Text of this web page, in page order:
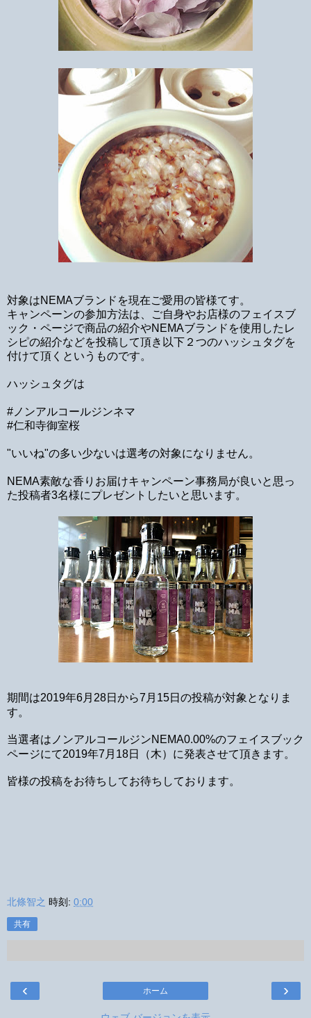
対象はNEMAブランドを現在ご愛用の皆様てす。
キャンペーンの参加方法は、ご自身やお店様のフェイスブ
ック・ページで商品の紹介やNEMAブランドを使用したレ
シピの紹介などを投稿して頂き以下２つのハッシュタグを
付けて頂くというものです。
ハッシュタグは
#ノンアルコールジンネマ
#仁和寺御室桜
"いいね"の多い少ないは選考の対象になりません。
NEMA素敵な香りお届けキャンペーン事務局が良いと思っ
た投稿者3名様にプレゼントしたいと思います。
期間は2019年6月28日から7月15日の投稿が対象となりま
す。
当選者はノンアルコールジンNEMA0.00%のフェイスブック
ページにて2019年7月18日（木）に発表させて頂きます。
皆様の投稿をお待ちしてお待ちしております。
北條智之 時刻: 0:00
共有
‹ ›
ホーム